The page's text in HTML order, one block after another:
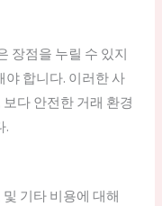
장점을 누릴 수 있지
야 합니다. 이러한 사
다 안전한 거래 환경
.
기타 비용에 대해